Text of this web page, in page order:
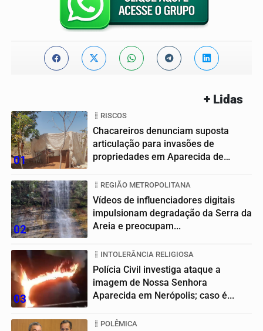
+ Lidas
01
RISCOS
Chacareiros denunciam suposta
articulação para invasões de
propriedades em Aparecida de
02
REGIÃO METROPOLITANA
Vídeos de influenciadores digitais
impulsionam degradação da Serra da
Areia e preocupam...
03
INTOLERÂNCIA RELIGIOSA
Polícia Civil investiga ataque a
imagem de Nossa Senhora
Aparecida em Nerópolis; caso é...
POLÊMICA